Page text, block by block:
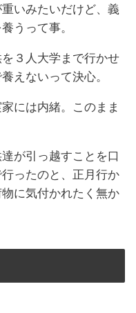
いみたいだけど、義
うって事。
３人大学まで行かせ
えないって決心。
には内緒。このまま
が引っ越すことを口
ったのと、正月行か
に気付かれたく無か